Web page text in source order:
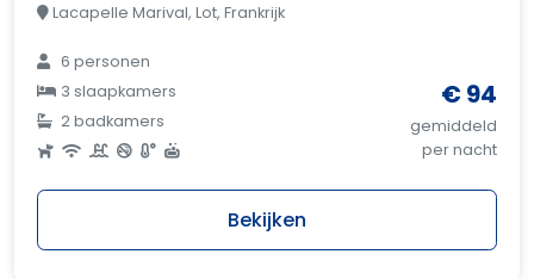
Lacapelle Marival, Lot, Frankrijk
6 personen
3 slaapkamers
2 badkamers
€ 94
gemiddeld
per nacht
Bekijken